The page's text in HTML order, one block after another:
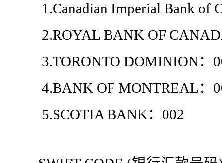
1.Canadian Imperial Bank of
2.ROYAL BANK OF
3.TORONTO DOMINION：
4.BANK OF MONTREAL：
5.SCOTIA BANK：002